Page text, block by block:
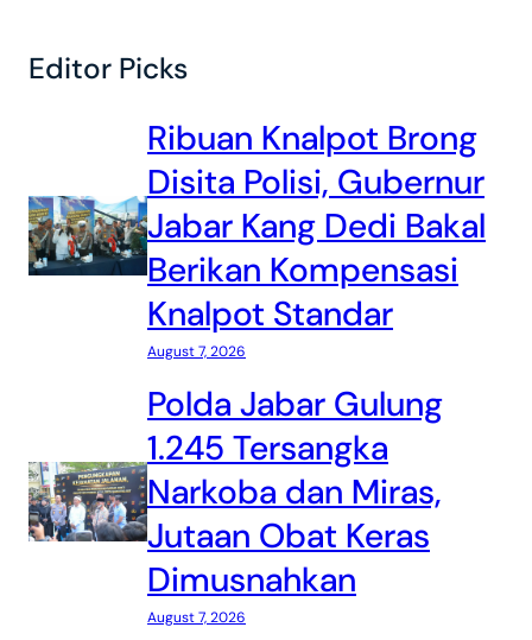
Editor Picks
Ribuan Knalpot Brong
Disita Polisi, Gubernur
Jabar Kang Dedi Bakal
Berikan Kompensasi
Knalpot Standar
August 7, 2026
Polda Jabar Gulung
1.245 Tersangka
Narkoba dan Miras,
Jutaan Obat Keras
Dimusnahkan
August 7, 2026